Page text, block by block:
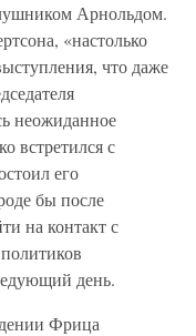
Арнольдом.
«настолько
что даже
неожиданное
встретился с
его
бы после
на контакт с
день.
Фрица